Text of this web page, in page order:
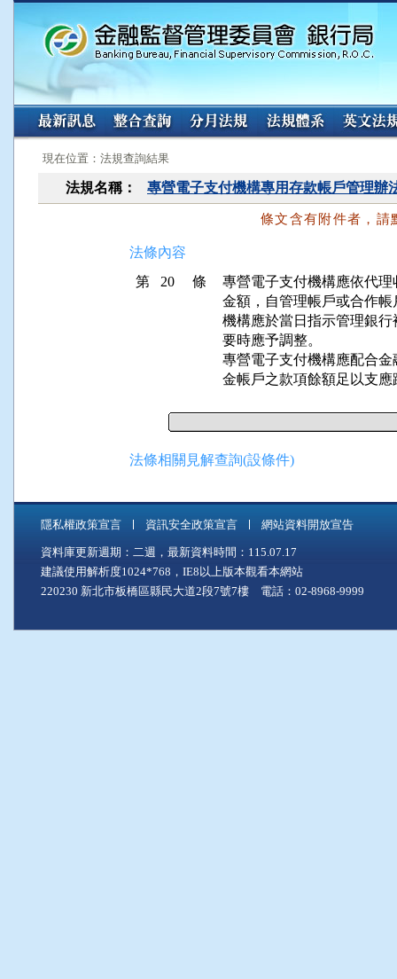
:::
現在位置：法規查詢結果
法規名稱： 專營電子支付機構專用存款帳戶管理辦
條文含有附件者，請
法條內容
第 20 條
專營電子支付機構應依代
金額，自管理帳戶或合作
機構應於當日指示管理銀
要時應予調整。
專營電子支付機構應配合
金帳戶之款項餘額足以支
法條相關見解查詢(設條件)
隱私權政策宣言 資訊安全政策宣言 網站資料開放宣告
資料庫更新週期：二週，最新資料時間：115.07.17
建議使用解析度1024*768，IE8以上版本觀看本網站
220230 新北市板橋區縣民大道2段7號7樓 電話：02-8968-9999